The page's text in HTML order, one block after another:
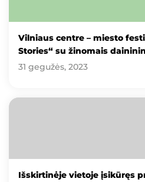
Vilniaus centre – miesto
Stories“ su žinomais
31 gegužės, 2023
Išskirtinėje vietoje įsikūręs